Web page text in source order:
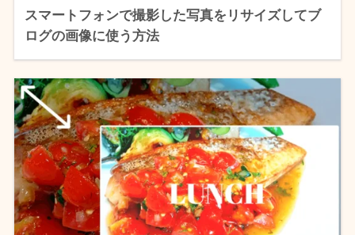
スマートフォンで撮影した写真をリサイズしてブ
ログの画像に使う方法